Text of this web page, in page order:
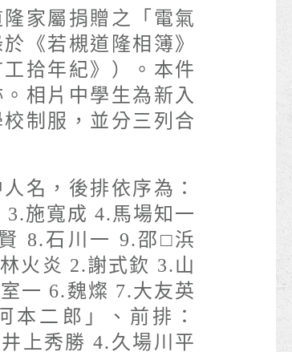
家屬捐贈之「電氣
《若槻道隆相簿》
工拾年紀》）。本件
相片中學生為新入
制服，並分三列合
名，後排依序為：
3.施寬成 4.馬場知一
8.石川一 9.邵□浜
火炎 2.謝式欽 3.山
一 6.魏燦 7.大友英
二郎」、前排：
上秀勝 4.久場川平